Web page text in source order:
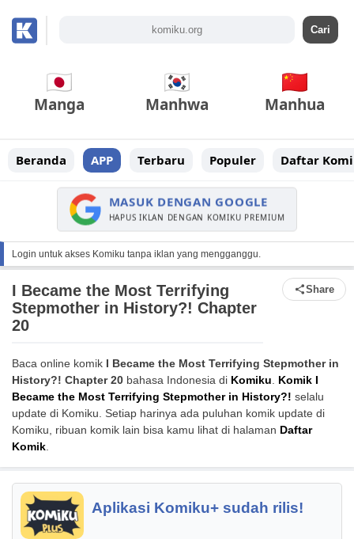
Manga Manhwa Manhua
Beranda APP Terbaru Populer Daftar
MASUK DENGAN GOOGLE
HAPUS IKLAN DENGAN KOMIKU PREMIUM
Login untuk akses Komiku tanpa iklan yang mengganggu.
I Became the Most Terrifying
Stepmother in History?! Chapter
20
Share
Baca online komik
I Became the Most Terrifying Stepmother in
History?! Chapter 20 bahasa Indonesia di Komiku. Komik I
Became the Most Terrifying Stepmother in History?! selalu
update di Komiku. Setiap harinya ada puluhan komik update di
Komiku, ribuan komik lain bisa kamu lihat di halaman Daftar
Komik.
Aplikasi Komiku+ sudah rilis!